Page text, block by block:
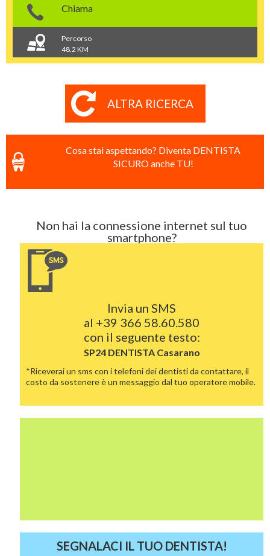
Chiama
Percorso
48,2 KM
ALTRA RICERCA
Cosa stai aspettando? Diventa DENTISTA
SICURO anche TU!
Non hai la connessione internet sul tuo
smartphone?
Invia un SMS
al +39 366 58.60.580
con il seguente testo:
SP24 DENTISTA Casarano
*Riceverai un sms con i telefoni dei dentisti da contattare, il
costo da sostenere è un messaggio dal tuo operatore mobile.
SEGNALACI IL TUO DENTISTA!